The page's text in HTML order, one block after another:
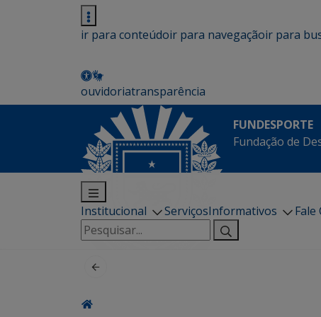
ir para conteúdoir para navegaçãoir para
ouvidoriatransparência
FUNDESPORTE
Fundação de
Institucional ServiçosInformativos
Fale
Pesquisar
por: